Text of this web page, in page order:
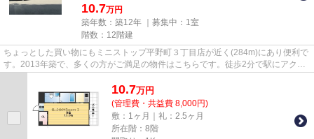
10.7万円
築年数：築12年 ｜募集中： 1室
階数：12階建
ちょっとした買い物にもミニストップ平野町３丁目店が近く(284m)にあり便利で
す。2013年築で、多くの方がご満足の物件はこちらです。徒歩2分で駅にアクセ
10.7万円
(管理費・共益費 8,000円)
敷：1ヶ月｜礼：2.5ヶ月
所在階：8階